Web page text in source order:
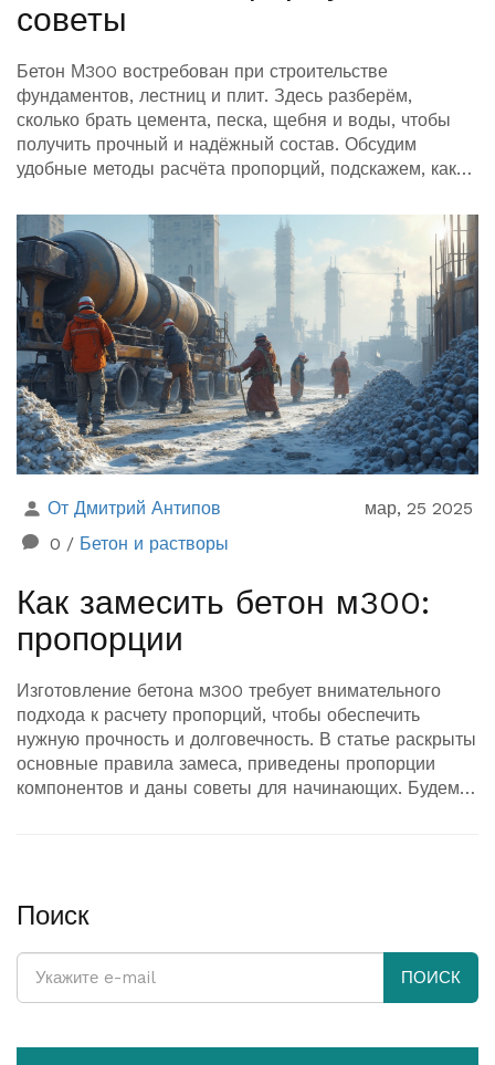
советы
Бетон М300 востребован при строительстве
фундаментов, лестниц и плит. Здесь разберём,
сколько брать цемента, песка, щебня и воды, чтобы
получить прочный и надёжный состав. Обсудим
удобные методы расчёта пропорций, подскажем, как
замеса своими руками и расскажем, как правильно
измерять объёмы. Вы узнаете всё необходимое, чтобы
бетон М300 служил долго.
От Дмитрий Антипов
мар, 25 2025
0 / Бетон и растворы
Как замесить бетон м300:
пропорции
Изготовление бетона м300 требует внимательного
подхода к расчету пропорций, чтобы обеспечить
нужную прочность и долговечность. В статье раскрыты
основные правила замеса, приведены пропорции
компонентов и даны советы для начинающих. Будем
Поиск
ПОИСК